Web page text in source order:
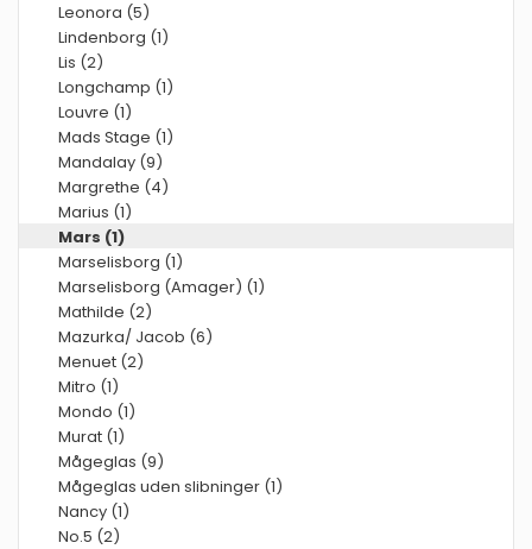
Leonora (5)
Lindenborg (1)
Lis (2)
Longchamp (1)
Louvre (1)
Mads Stage (1)
Mandalay (9)
Margrethe (4)
Marius (1)
Mars (1)
Marselisborg (1)
Marselisborg (Amager) (1)
Mathilde (2)
Mazurka/ Jacob (6)
Menuet (2)
Mitro (1)
Mondo (1)
Murat (1)
Mågeglas (9)
Mågeglas uden slibninger (1)
Nancy (1)
No.5 (2)